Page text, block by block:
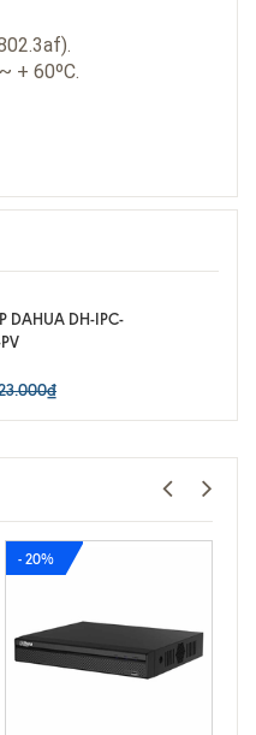
+ 60ºC.
DAHUA DH-IPC-
- 20%